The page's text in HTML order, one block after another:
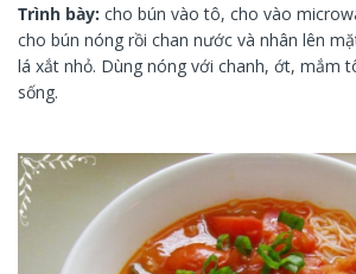
Trình bày: cho bún vào tô, cho vào
cho bún nóng rồi chan nước và nhân lên
lá xắt nhỏ. Dùng nóng với chanh, ớt, mắm
sống.